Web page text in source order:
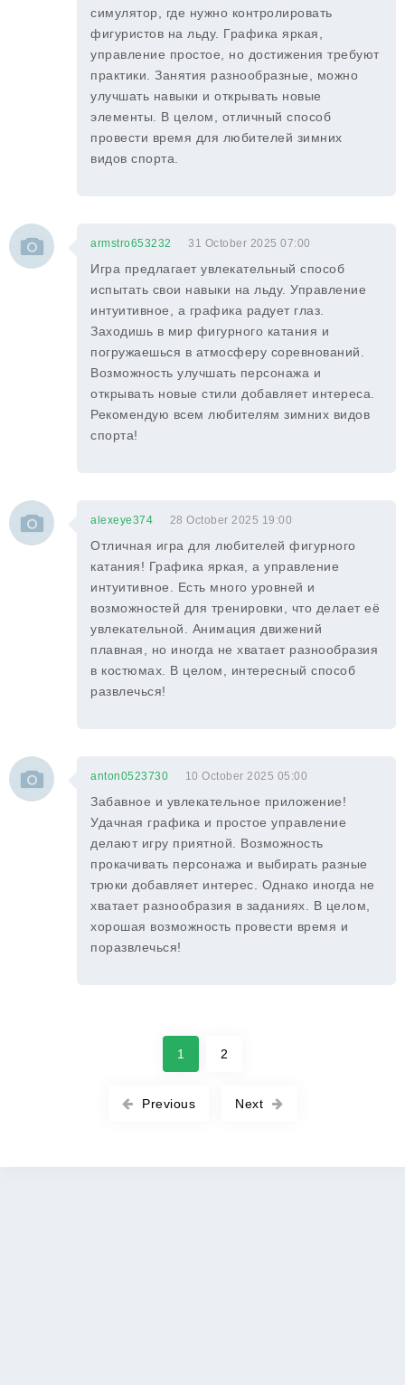
симулятор, где нужно контролировать
фигуристов на льду. Графика яркая,
управление простое, но достижения требуют
практики. Занятия разнообразные, можно
улучшать навыки и открывать новые
элементы. В целом, отличный способ
провести время для любителей зимних
видов спорта.
armstro653232 31 October 2025 07:00
Игра предлагает увлекательный способ
испытать свои навыки на льду. Управление
интуитивное, а графика радует глаз.
Заходишь в мир фигурного катания и
погружаешься в атмосферу соревнований.
Возможность улучшать персонажа и
открывать новые стили добавляет интереса.
Рекомендую всем любителям зимних видов
спорта!
alexeye374 28 October 2025 19:00
Отличная игра для любителей фигурного
катания! Графика яркая, а управление
интуитивное. Есть много уровней и
возможностей для тренировки, что делает её
увлекательной. Анимация движений
плавная, но иногда не хватает разнообразия
в костюмах. В целом, интересный способ
развлечься!
anton0523730 10 October 2025 05:00
Забавное и увлекательное приложение!
Удачная графика и простое управление
делают игру приятной. Возможность
прокачивать персонажа и выбирать разные
трюки добавляет интерес. Однако иногда не
хватает разнообразия в заданиях. В целом,
хорошая возможность провести время и
поразвлечься!
Previous
1 2
Next